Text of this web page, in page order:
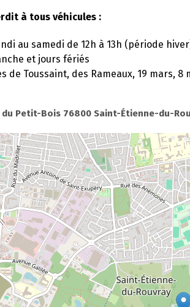
à tous véhicules :
au samedi de 12h à 13h (période
et jours fériés
de Toussaint, des Rameaux, 19 mars, 8
du Petit-Bois 76800 Saint-Étienne-du-